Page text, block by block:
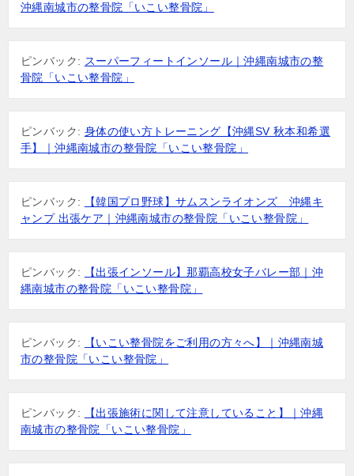
沖縄南城市の整骨院「いこい整骨院」
ピンバック: スーパーフィートインソール｜沖縄南城市の整
骨院「いこい整骨院」
ピンバック: 身体の使い方トレーニング【沖縄SV 秋本和希選
手】｜沖縄南城市の整骨院「いこい整骨院」
ピンバック:
【韓国プロ野球】サムスンライオンズ 沖縄キ
ャンプ 出張ケア｜沖縄南城市の整骨院「いこい整骨院」
ピンバック:
【出張インソール】那覇高校女子バレー部｜沖
縄南城市の整骨院「いこい整骨院」
ピンバック:
【いこい整骨院をご利用の方々へ】｜沖縄南城
市の整骨院「いこい整骨院」
ピンバック:
【出張施術に関して注意していること】｜沖縄
南城市の整骨院「いこい整骨院」